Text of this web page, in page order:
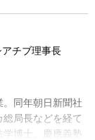
チブ理事長
。同年朝日新聞社
局長などを経て
博士。慶應義塾